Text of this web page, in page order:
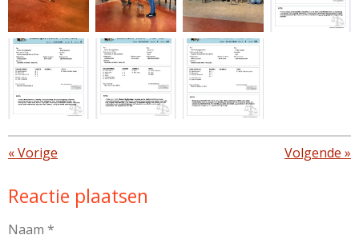
«Vorige Volgende »
Reactie plaatsen
Naam *